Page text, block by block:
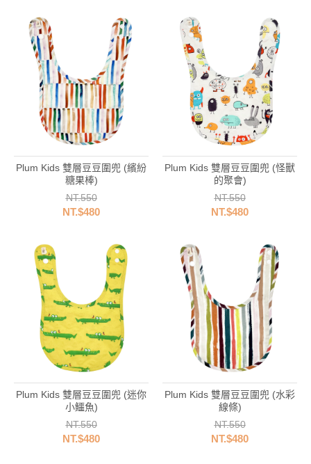
Plum Kids 雙層豆豆圍兜 (繽紛
糖果棒)
NT.550
NT.$480
Plum Kids 雙層豆豆圍兜 (怪獸
的聚會)
NT.550
NT.$480
Plum Kids 雙層豆豆圍兜 (迷你
小鱷魚)
NT.550
NT.$480
Plum Kids 雙層豆豆圍兜 (水彩
線條)
NT.550
NT.$480